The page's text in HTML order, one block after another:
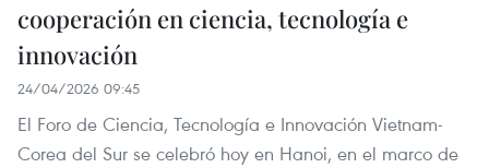
cooperación en ciencia, tecnología e
innovación
24/04/2026 09:45
El Foro de Ciencia, Tecnología e Innovación Vietnam-
Corea del Sur se celebró hoy en Hanoi, en el marco de